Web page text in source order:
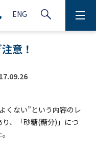
ENG
意！
くない”という内容のレ
、「砂糖(糖分)」につ